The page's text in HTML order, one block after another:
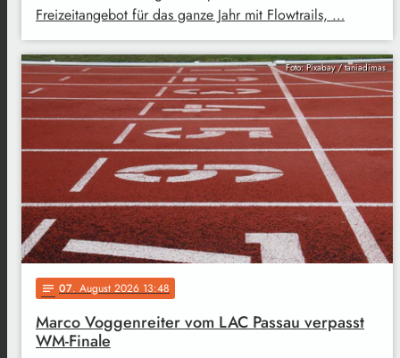
Freizeitangebot für das ganze Jahr mit Flowtrails, …
Foto: Pixabay / taniadimas
notes 07. August 2026 13:48
Marco Voggenreiter vom LAC Passau verpasst
WM-Finale